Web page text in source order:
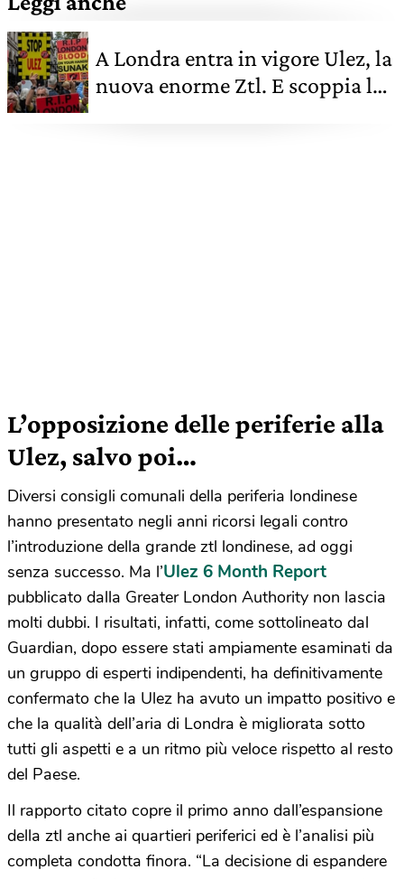
A Londra entra in vigore Ulez, la
nuova enorme Ztl. E scoppia la
L’opposizione delle periferie alla
Ulez, salvo poi…
Diversi consigli comunali della periferia londinese
hanno presentato negli anni ricorsi legali contro
l’introduzione della grande ztl londinese, ad oggi
senza successo. Ma l’Ulez 6 Month Report
pubblicato dalla Greater London Authority non lascia
molti dubbi. I risultati, infatti, come sottolineato dal
Guardian, dopo essere stati ampiamente esaminati da
un gruppo di esperti indipendenti, ha definitivamente
confermato che la Ulez ha avuto un impatto positivo e
che la qualità dell’aria di Londra è migliorata sotto
tutti gli aspetti e a un ritmo più veloce rispetto al resto
del Paese.
Il rapporto citato copre il primo anno dall’espansione
della ztl anche ai quartieri periferici ed è l’analisi più
completa condotta finora. “La decisione di espandere